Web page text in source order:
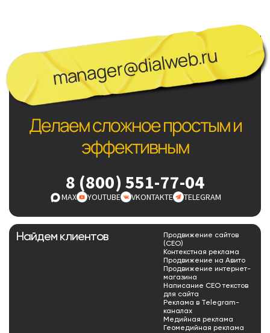
Найдем клиентов
Продвижение сайтов
(СЕО)
Контекстная реклама
Продвижение на Авито
Продвижение интернет-
магазина
Написание СЕО текстов
для сайта
Реклама в Telegram-
каналах
Медийная реклама
Геомедийная реклама
manager@dialweb.ru
Делаем сложное простым и
эффективным
8 (800) 551-77-04
MAX YOUTUBE VKONTAKTE TELEGRAM